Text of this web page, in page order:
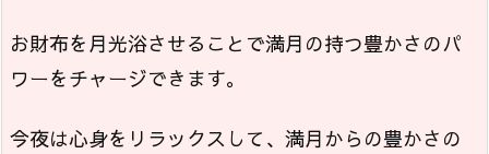
お財布を月光浴させることで満月の持つ豊かさのパ
ワーをチャージできます。
今夜は心身をリラックスして、満月からの豊かさの